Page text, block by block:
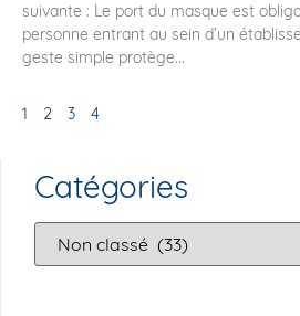
suivante : Le port du masque est
personne entrant au sein d’un
geste simple protège...
1 2 3 4
Catégories